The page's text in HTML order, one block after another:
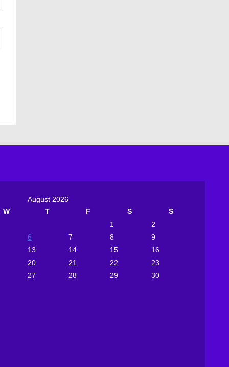
August 2026
W
T F S
S
1
2
6
7 8
9
13
14 15
16
20
21 22
23
27
28 29 30